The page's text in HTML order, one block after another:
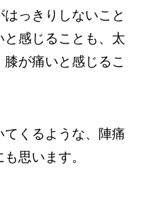
っきりしないこと
感じることも、太
が痛いと感じるこ
くるような、陣痛
思います。